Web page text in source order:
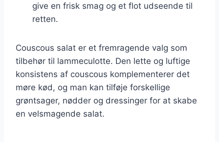
give en frisk smag og et flot udseende til
retten.
Couscous salat er et fremragende valg som
tilbehør til lammeculotte. Den lette og luftige
konsistens af couscous komplementerer det
møre kød, og man kan tilføje forskellige
grøntsager, nødder og dressinger for at skabe
en velsmagende salat.